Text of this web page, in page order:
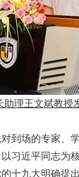
助理王文斌教授
到场的专家、
习近平同志为
十九大明确提